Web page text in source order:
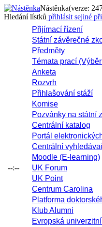
Nástěnka(verze:
Hledání lístků přihlásit sejiné
--:--
Přijímací řízení
Státní závěrečné
Předměty
Témata prací
Anketa
Rozvrh
Přihlašování stáží
Komise
Pozvánky na státní
Centrální katalog
Portál
Centrální
Moodle (E-learning)
UK Forum
UK Point
Centrum Carolina
Platforma
Klub Alumni
Evropská